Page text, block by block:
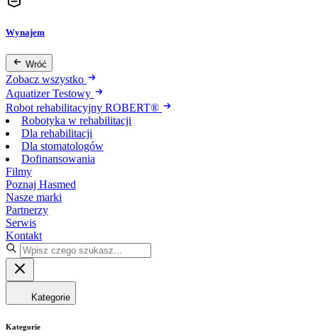
Wynajem
Wróć
Zobacz wszystko
Aquatizer Testowy
Robot rehabilitacyjny ROBERT®
Robotyka w rehabilitacji
Dla rehabilitacji
Dla stomatologów
Dofinansowania
Filmy
Poznaj Hasmed
Nasze marki
Partnerzy
Serwis
Kontakt
Kategorie
Kategorie